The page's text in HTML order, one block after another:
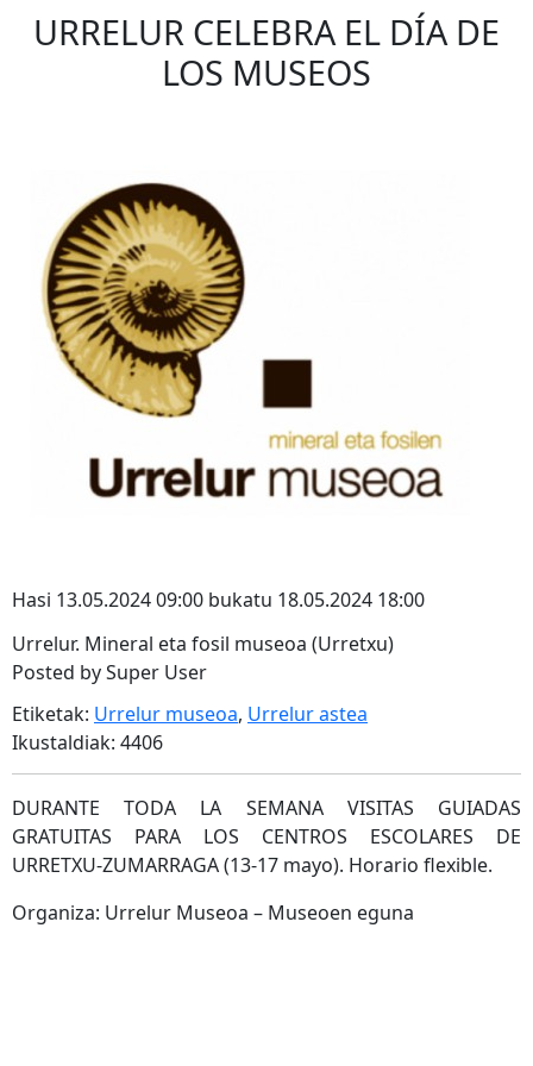
URRELUR CELEBRA EL DÍA DE
LOS MUSEOS
Hasi 13.05.2024 09:00 bukatu 18.05.2024 18:00
Urrelur. Mineral eta fosil museoa (Urretxu)
Posted by Super User
Etiketak: Urrelur museoa, Urrelur astea
Ikustaldiak: 4406
DURANTE TODA LA SEMANA VISITAS GUIADAS
GRATUITAS PARA LOS CENTROS ESCOLARES DE
URRETXU-ZUMARRAGA (13-17 mayo). Horario flexible.
Organiza: Urrelur Museoa – Museoen eguna